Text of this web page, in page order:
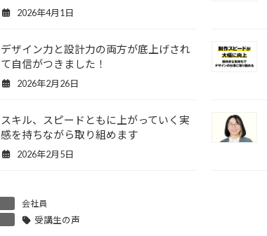
2026年4月1日
デザイン力と設計力の両方が底上げされ
て自信がつきました！
2026年2月26日
スキル、スピードともに上がっていく実
感を持ちながら取り組めます
2026年2月5日
会社員
受講生の声